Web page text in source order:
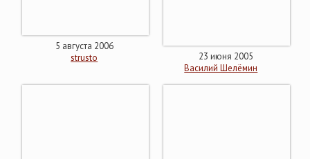
5 августа 2006
strusto
23 июня 2005
Василий Шелёмин